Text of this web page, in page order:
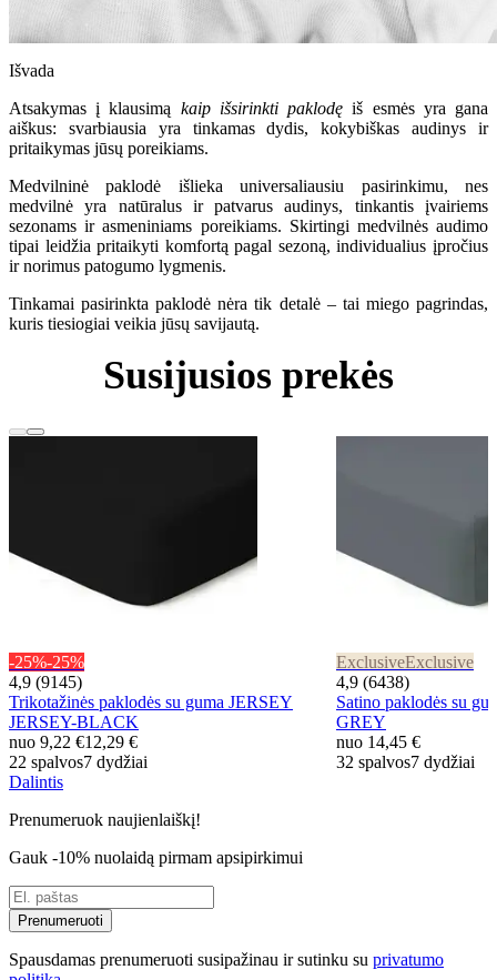
Išvada
Atsakymas į klausimą kaip išsirinkti paklodę iš esmės yra gana
aiškus: svarbiausia yra tinkamas dydis, kokybiškas audinys ir
pritaikymas jūsų poreikiams.
Medvilninė paklodė išlieka universaliausiu pasirinkimu, nes
medvilnė yra natūralus ir patvarus audinys, tinkantis įvairiems
sezonams ir asmeniniams poreikiams. Skirtingi medvilnės audimo
tipai leidžia pritaikyti komfortą pagal sezoną, individualius įpročius
ir norimus patogumo lygmenis.
Tinkamai pasirinkta paklodė nėra tik detalė – tai miego pagrindas,
kuris tiesiogiai veikia jūsų savijautą.
Susijusios prekės
-25%-25%
4,9 (9145)
Trikotažinės paklodės su guma JERSEY
JERSEY-BLACK
nuo 9,22 €12,29 €
22 spalvos7 dydžiai
ExclusiveExclusive
4,9 (6438)
Satino paklodės su
GREY
nuo 14,45 €
32 spalvos7 dydžiai
Dalintis
Prenumeruok naujienlaiškį!
Gauk -10% nuolaidą pirmam apsipirkimui
Prenumeruoti
Spausdamas prenumeruoti susipažinau ir sutinku su privatumo